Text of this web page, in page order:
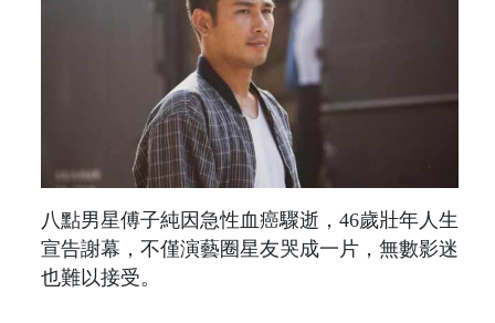
八點男星傅子純因急性血癌驟逝，46歲壯年人生
宣告謝幕，不僅演藝圈星友哭成一片，無數影迷
也難以接受。